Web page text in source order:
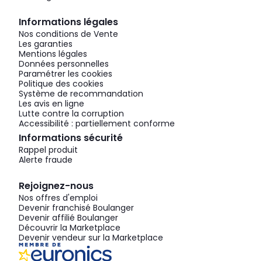
Informations légales
Nos conditions de Vente
Les garanties
Mentions légales
Données personnelles
Paramétrer les cookies
Politique des cookies
Système de recommandation
Les avis en ligne
Lutte contre la corruption
Accessibilité : partiellement conforme
Informations sécurité
Rappel produit
Alerte fraude
Rejoignez-nous
Nos offres d'emploi
Devenir franchisé Boulanger
Devenir affilié Boulanger
Découvrir la Marketplace
Devenir vendeur sur la Marketplace